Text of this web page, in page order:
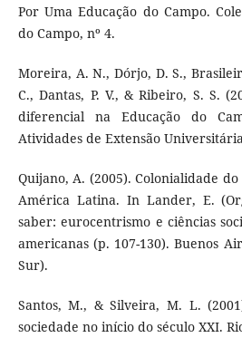
Por Uma Educação do Campo.
do Campo, nº 4.
Moreira, A. N., Dórjo, D. S.,
C., Dantas, P. V., & Ribeiro, S. S.
diferencial na Educação do
Atividades de Extensão
Quijano, A. (2005). Colonialidade
América Latina. In Lander, E.
saber: eurocentrismo e ciências
americanas (p. 107-130). Buenos
Sur).
Santos, M., & Silveira, M. L.
sociedade no início do século XXI.